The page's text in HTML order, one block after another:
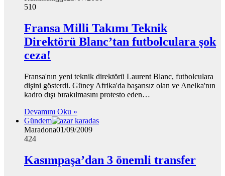
510
Fransa Milli Takımı Teknik
Direktörü Blanc’tan futbolculara şok
ceza!
Fransa'nın yeni teknik direktörü Laurent Blanc, futbolculara
dişini gösterdi. Güney Afrika'da başarısız olan ve Anelka'nın
kadro dışı bırakılmasını protesto eden…
Devamını Oku »
Gündem
Maradona01/09/2009
424
Kasımpaşa’dan 3 önemli transfer